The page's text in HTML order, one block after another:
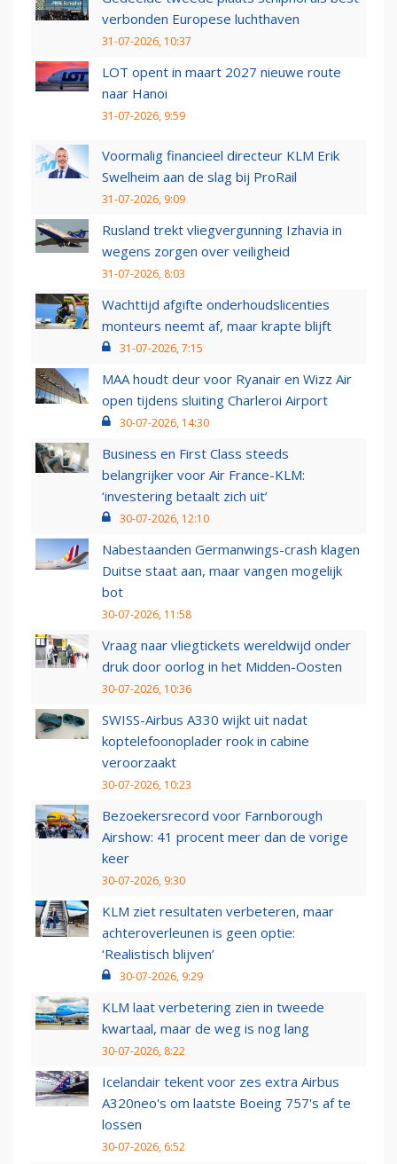
verbonden Europese luchthaven
31-07-2026, 10:37
LOT opent in maart 2027 nieuwe route
naar Hanoi
31-07-2026, 9:59
Voormalig financieel directeur KLM Erik
Swelheim aan de slag bij ProRail
31-07-2026, 9:09
Rusland trekt vliegvergunning Izhavia in
wegens zorgen over veiligheid
31-07-2026, 8:03
Wachttijd afgifte onderhoudslicenties
monteurs neemt af, maar krapte blijft
31-07-2026, 7:15
MAA houdt deur voor Ryanair en Wizz Air
open tijdens sluiting Charleroi Airport
30-07-2026, 14:30
Business en First Class steeds
belangrijker voor Air France-KLM:
‘investering betaalt zich uit’
30-07-2026, 12:10
Nabestaanden Germanwings-crash klagen
Duitse staat aan, maar vangen mogelijk
bot
30-07-2026, 11:58
Vraag naar vliegtickets wereldwijd onder
druk door oorlog in het Midden-Oosten
30-07-2026, 10:36
SWISS-Airbus A330 wijkt uit nadat
koptelefoonoplader rook in cabine
veroorzaakt
30-07-2026, 10:23
Bezoekersrecord voor Farnborough
Airshow: 41 procent meer dan de vorige
keer
30-07-2026, 9:30
KLM ziet resultaten verbeteren, maar
achteroverleunen is geen optie:
‘Realistisch blijven’
30-07-2026, 9:29
KLM laat verbetering zien in tweede
kwartaal, maar de weg is nog lang
30-07-2026, 8:22
Icelandair tekent voor zes extra Airbus
A320neo's om laatste Boeing 757's af te
lossen
30-07-2026, 6:52